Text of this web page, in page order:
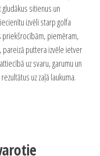
sitienus un
izvēli starp golfa
piemēram,
puttera izvēle ietver
uz svaru, garumu un
uz zaļā laukuma.